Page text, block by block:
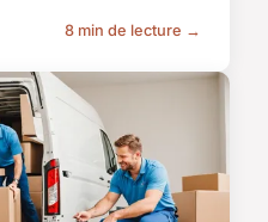
8 min de lecture →